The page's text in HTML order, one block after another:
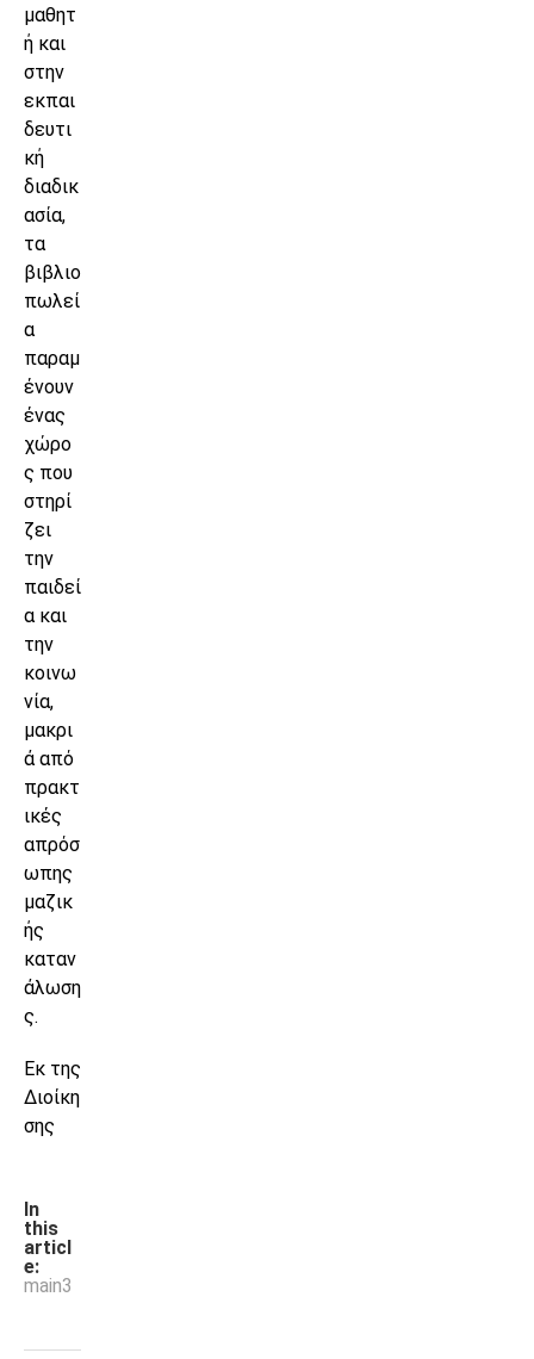
μαθητ
ή και
στην
εκπαι
δευτι
κή
διαδικ
ασία,
τα
βιβλιο
πωλεί
α
παραμ
ένουν
ένας
χώρο
ς που
στηρί
ζει
την
παιδεί
α και
την
κοινω
νία,
μακρι
ά από
πρακτ
ικές
απρόσ
ωπης
μαζικ
ής
καταν
άλωση
ς.
Εκ της
Διοίκη
σης
In
this
articl
e:
main3